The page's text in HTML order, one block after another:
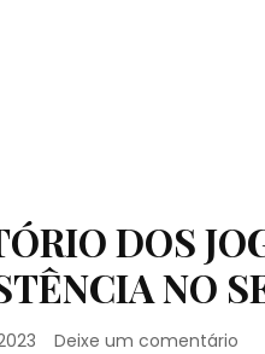
DOS
NO
Deixe um comentário